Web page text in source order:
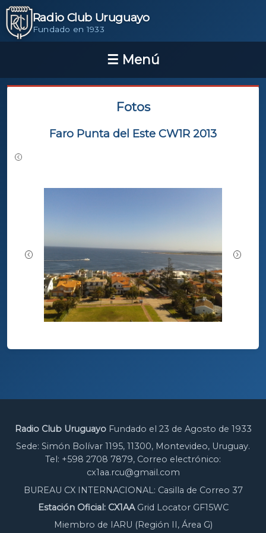
Radio Club Uruguayo
Fundado en 1933
Fotos
Faro Punta del Este CW1R 2013
Radio Club UruguayoFundado el 23 de Agosto de 1933
Sede: Simón Bolívar 1195, 11300, Montevideo, Uruguay.
Tel: +598 2708 7879, Correo electrónico:
cx1aa.rcu@gmail.com
BUREAU CX INTERNACIONAL: Casilla de Correo 37
Estación Oficial: CX1AAGrid Locator GF15WC
Miembro de IARU (Región II, Área G)